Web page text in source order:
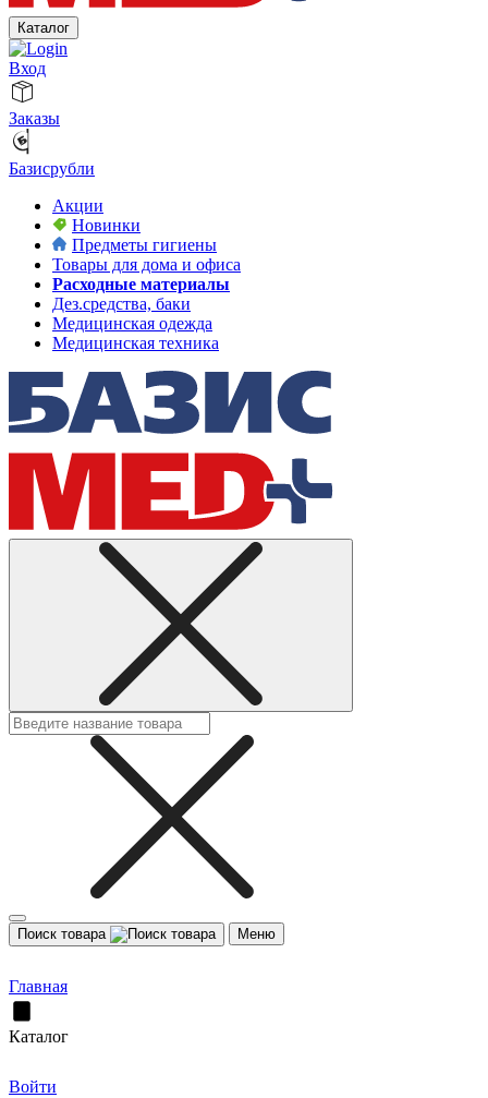
Каталог
Вход
Заказы
Базисрубли
Акции
Новинки
Предметы гигиены
Товары для дома и офиса
Расходные материалы
Дез.средства, баки
Медицинская одежда
Медицинская техника
Поиск товара Меню
Главная
Каталог
Войти